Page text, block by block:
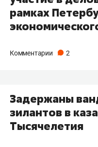
рамках
Комментарии 2
Задержаны
зилантов в
Тысячелетия